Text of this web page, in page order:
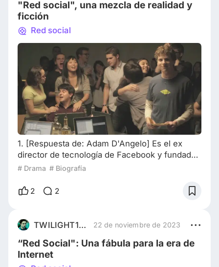
grotescos que resaltan el lado más
controvertido e incómodo d
"Red social", una mezcla de realidad y
ficción
Red social
1. [Respuesta de: Adam D'Angelo] Es el ex
director de tecnología de Facebook y fundador
de Quora. Cuando se mudaron de Harvard a
durante un verano. La tirolesa que se ve en la
derribó, sino que agregaron esa parte para
lograr un efecto dramático en la película. 2.
[Respuest
# Drama # Biografía
2 2
TWILIGHT1999 22 de noviembre de 2023
“Red Social": Una fábula para la era de
Internet